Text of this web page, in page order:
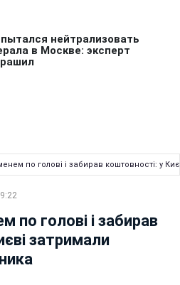
по голові і забирав коштовності: у
по голові і забирав
затримали